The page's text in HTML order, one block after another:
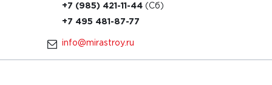
+7 (985) 421-11-44
+7 495 481-87-77
info@mirastroy.ru